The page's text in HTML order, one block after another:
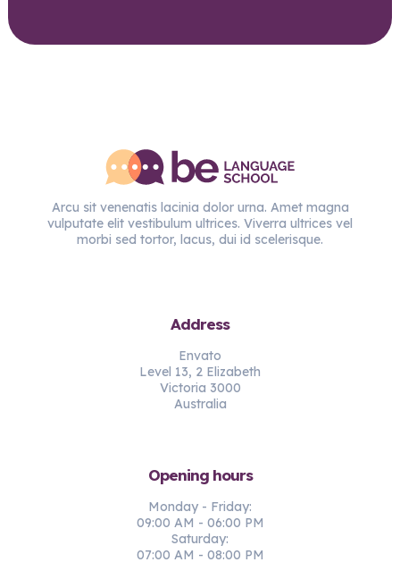
Arcu sit venenatis lacinia dolor urna. Amet magna
vulputate elit vestibulum ultrices. Viverra ultrices vel
morbi sed tortor, lacus, dui id scelerisque.
Address
Envato
Level 13, 2 Elizabeth
Victoria 3000
Australia
Opening hours
Monday - Friday:
09:00 AM - 06:00 PM
Saturday:
07:00 AM - 08:00 PM